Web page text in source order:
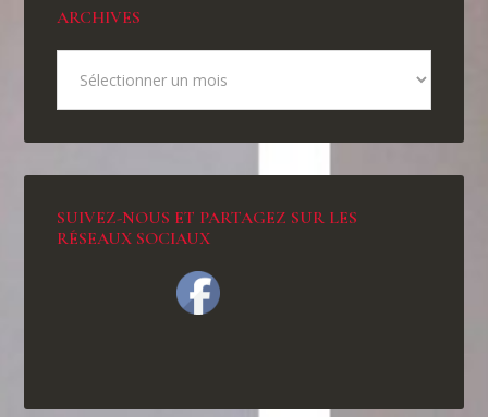
ARCHIVES
SUIVEZ-NOUS ET PARTAGEZ SUR LES
RÉSEAUX SOCIAUX